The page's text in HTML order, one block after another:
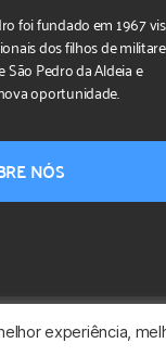
foi fundado em 1967
dos filhos de
São Pedro da Aldeia e
oportunidade.
NÓS
experiência,